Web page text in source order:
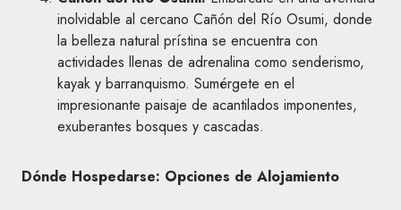
inolvidable al cercano Cañón del Río Osumi, donde
la belleza natural prístina se encuentra con
actividades llenas de adrenalina como senderismo,
kayak y barranquismo. Sumérgete en el
impresionante paisaje de acantilados imponentes,
exuberantes bosques y cascadas.
Dónde Hospedarse: Opciones de Alojamiento